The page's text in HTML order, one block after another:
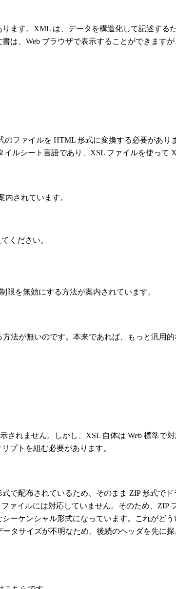
ます。XML は、データを構造化して記述す
は、Web ブラウザで表示することができます
ファイルを HTML 形式に変換する必要があり
ルシート言語であり、XSL ファイルを使って
内されています。
ください。
限を無効にする方法が案内されています。
法が無いのです。本来であれば、もっと汎用的
れません。しかし、XSL 自体は Web 標準で
プトを組む必要があります。
で配布されているため、そのまま ZIP 形式で
ァイルには対応していません。そのため、ZIP
ーケンシャル形式になっています。これがど
タサイズが不明なため、後続のヘッダを先に